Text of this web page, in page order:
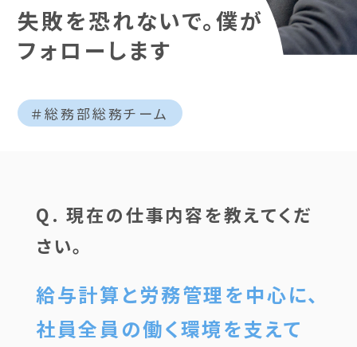
失敗を恐れないで。僕が
フォローします
＃総務部総務チーム
Q. 現在の仕事内容を教えてくだ
さい。
給与計算と労務管理を中心に、
社員全員の働く環境を支えて